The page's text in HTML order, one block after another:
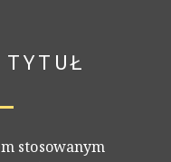
TYTUŁ
stosowanym